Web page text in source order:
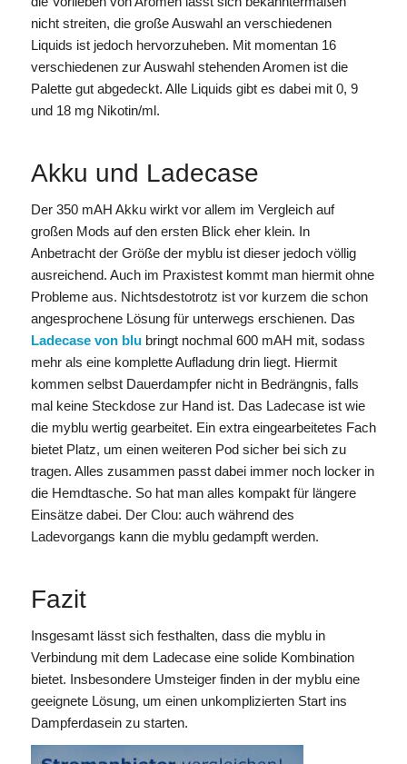
nicht streiten, die große Auswahl an verschiedenen
Liquids ist jedoch hervorzuheben. Mit momentan 16
verschiedenen zur Auswahl stehenden Aromen ist die
Palette gut abgedeckt. Alle Liquids gibt es dabei mit 0, 9
und 18 mg Nikotin/ml.
Akku und Ladecase
Der 350 mAH Akku wirkt vor allem im Vergleich auf
großen Mods auf den ersten Blick eher klein. In
Anbetracht der Größe der myblu ist dieser jedoch völlig
ausreichend. Auch im Praxistest kommt man hiermit ohne
Probleme aus. Nichtsdestotrotz ist vor kurzem die schon
angesprochene Lösung für unterwegs erschienen. Das
Ladecase von blubringt nochmal 600 mAH mit, sodass
mehr als eine komplette Aufladung drin liegt. Hiermit
kommen selbst Dauerdampfer nicht in Bedrängnis, falls
mal keine Steckdose zur Hand ist. Das Ladecase ist wie
die myblu wertig gearbeitet. Ein extra eingearbeitetes Fach
bietet Platz, um einen weiteren Pod sicher bei sich zu
tragen. Alles zusammen passt dabei immer noch locker in
die Hemdtasche. So hat man alles kompakt für längere
Einsätze dabei. Der Clou: auch während des
Ladevorgangs kann die myblu gedampft werden.
Fazit
Insgesamt lässt sich festhalten, dass die myblu in
Verbindung mit dem Ladecase eine solide Kombination
bietet. Insbesondere Umsteiger finden in der myblu eine
geeignete Lösung, um einen unkomplizierten Start ins
Dampferdasein zu starten.